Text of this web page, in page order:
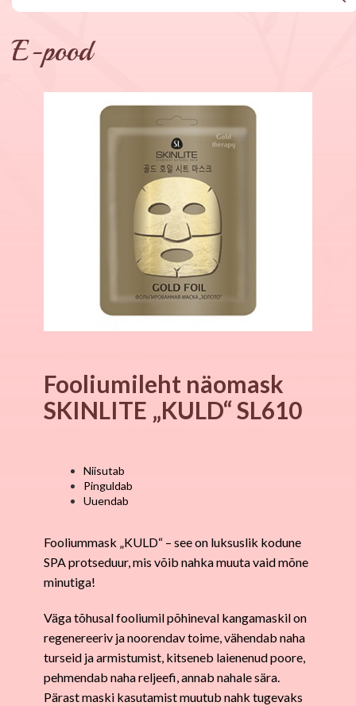
E-pood
Fooliumileht näomask
SKINLITE „KULD“ SL610
Niisutab
Pinguldab
Uuendab
Fooliummask „KULD“ – see on luksuslik kodune
SPA protseduur, mis võib nahka muuta vaid mõne
minutiga!
Väga tõhusal fooliumil põhineval kangamaskil on
regenereeriv ja noorendav toime, vähendab naha
turseid ja armistumist, kitseneb laienenud poore,
pehmendab naha reljeefi, annab nahale sära.
Pärast maski kasutamist muutub nahk tugevaks